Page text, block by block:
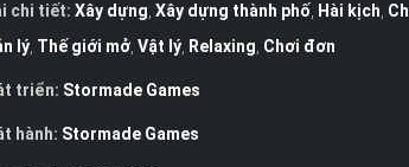
chi tiết: Xây dựng Xây dựng thành phố Hài kịch
lý, Thế giới mở, Vật lý, Relaxing Chơi đơn
triển: Stormade Games
hành: Stormade Games